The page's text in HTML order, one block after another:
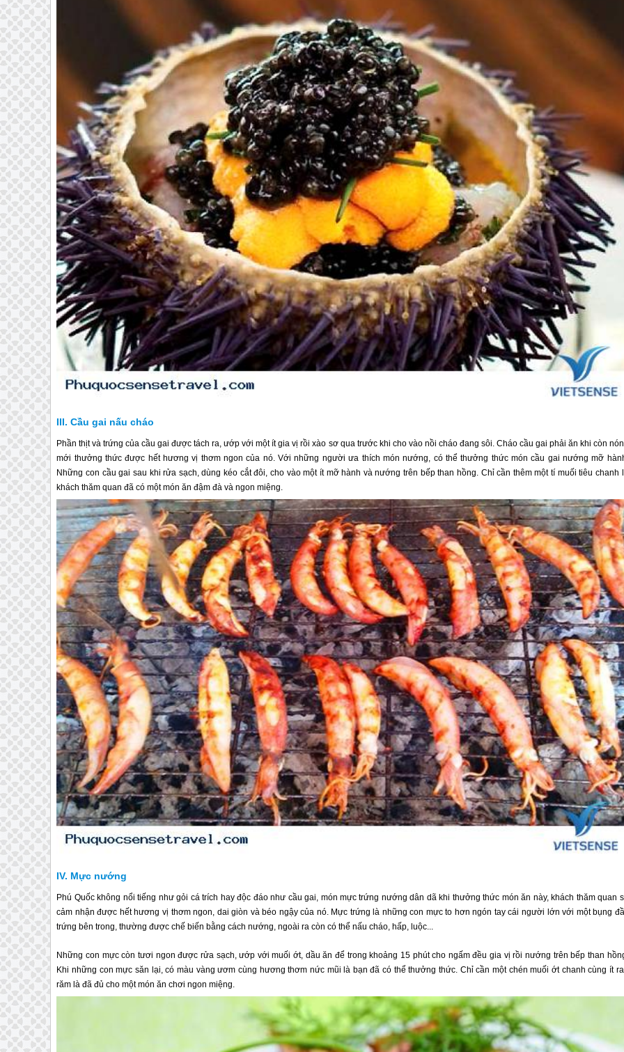
Cầu gai nấu cháo
Phần thịt và trứng của cầu gai được tách ra, ướp với một ít gia vị rồi xào sơ qua trước khi cho vào nồi cháo đang sôi. Cháo cầu gai phải ăn khi còn
mới thưởng thức được hết hương vị thơm ngon của nó. Với những người ưa thích món nướng, có thể thưởng thức món cầu gai nướng mỡ
Những con cầu gai sau khi rửa sạch, dùng kéo cắt đôi, cho vào một ít mỡ hành và nướng trên bếp than hồng. Chỉ cần thêm một tí muối tiêu chanh
khách thăm quan đã có một món ăn đậm đà và ngon miệng.
Mực nướng
Phú Quốckhông nổi tiếng như gỏi cá trích hay độc đáo như cầu gai, món mực trứng nướng dân dã khi thưởng thức món ăn này, khách thăm quan
cảm nhận được hết hương vị thơm ngon, dai giòn và béo ngậy của nó. Mực trứng là những con mực to hơn ngón tay cái người lớn với một bụng
trứng bên trong, thường được chế biến bằng cách nướng, ngoài ra còn có thể nấu cháo, hấp, luộc...
Những con mực còn tươi ngon được rửa sạch, ướp với muối ớt, dầu ăn để trong khoảng 15 phút cho ngấm đều gia vị rồi nướng trên bếp than
Khi những con mực săn lại, có màu vàng ươm cùng hương thơm nức mũi là bạn đã có thể thưởng thức. Chỉ cần một chén muối ớt chanh cùng ít
răm là đã đủ cho một món ăn chơi ngon miệng.